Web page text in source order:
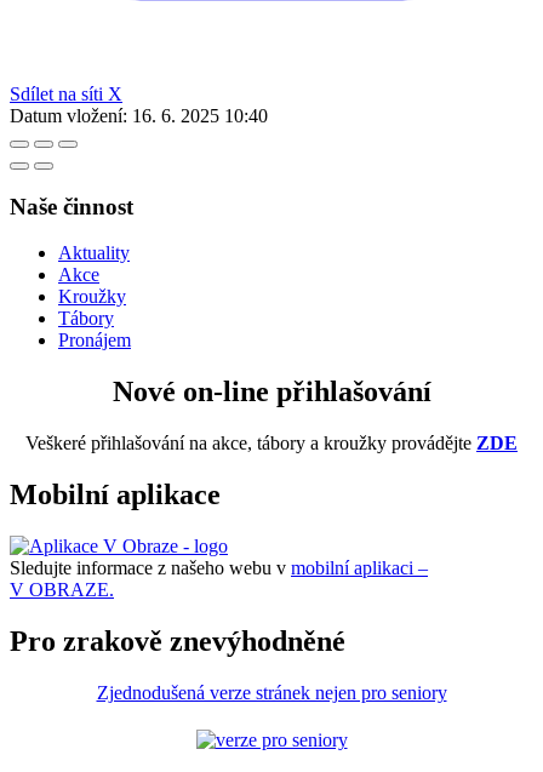
Sdílet na síti X
Datum vložení: 16. 6. 2025 10:40
Naše činnost
Aktuality
Akce
Kroužky
Tábory
Pronájem
Nové on-line přihlašování
Veškeré přihlašování na akce, tábory a kroužky provádějte ZDE
Mobilní aplikace
Sledujte informace z našeho webu v mobilní aplikaci –
V OBRAZE.
Pro zrakově znevýhodněné
Zjednodušená verze stránek nejen pro seniory